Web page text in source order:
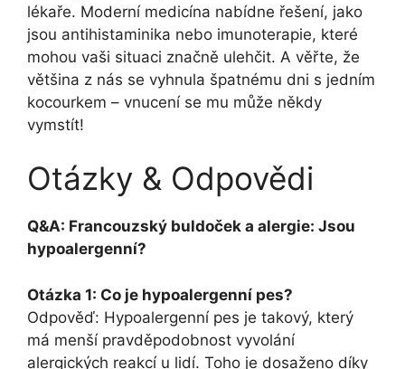
lékaře. ‌Moderní medicína nabídne řešení, ⁤jako
jsou antihistaminika nebo imunoterapie, které
mohou vaši situaci značně⁢ ulehčit. ​A věřte,‍ že
většina z nás se vyhnula špatnému ⁢dni s jedním
kocourkem –‍ vnucení se⁣ mu může někdy
vymstít!
Otázky & Odpovědi
Q&A:⁣ Francouzský buldoček a alergie: Jsou
hypoalergenní?
Otázka 1: Co ​je‌ hypoalergenní pes?
Odpověď: Hypoalergenní ‍pes je takový, ​který
má menší pravděpodobnost vyvolání
alergických reakcí u lidí. Toho je dosaženo díky